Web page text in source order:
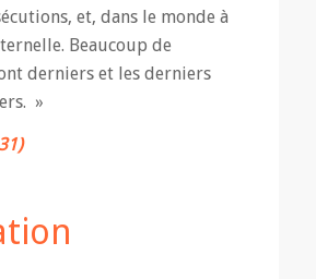
et, dans le monde à
Beaucoup de
derniers et les derniers
»